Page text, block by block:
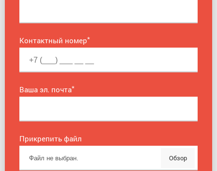
Контактный номер*
Ваша эл. почта*
Прикрепить файл
Обзор